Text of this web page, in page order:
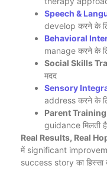
Speech &
develop करने के
Behavioral
manage करने के
Social Skills
मदद
Sensory
address करने के
Parent
guidance मिलती है
Real Results, Real
में significant
success story का हिस्सा